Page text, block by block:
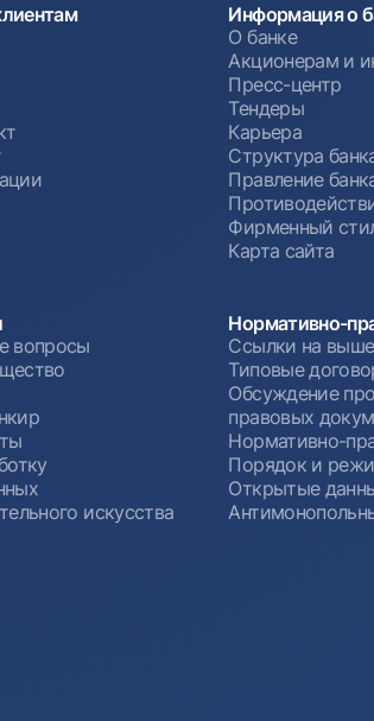
Информация о
О банке
Акционерам и
Пресс-центр
Тендеры
Карьера
Структура
Правление
Фирменный
Карта сайта
вопросы
искусства
Нормативно-
Ссылки на
Типовые
Обсуждение
правовых
Нормативно-
Порядок и
Открытые